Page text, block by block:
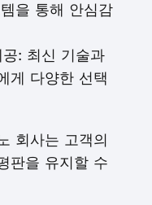
을 통해 안심감
: 최신 기술과
게 다양한 선택
회사는 고객의
판을 유지할 수